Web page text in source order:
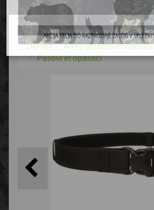
Domov Army oblačila in oprema
Pasovi in opasači